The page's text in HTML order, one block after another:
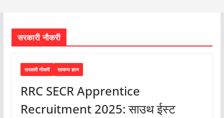
सरकारी नौकरी
सरकारी नौकरी सामान्य ज्ञान
RRC SECR Apprentice
Recruitment 2025: साउथ ईस्ट